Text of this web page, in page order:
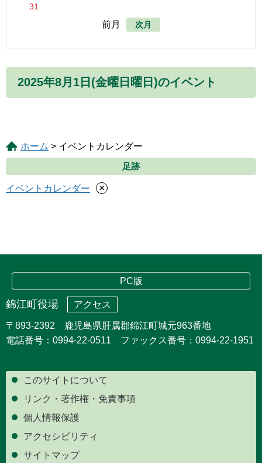
31
前月 次月
2025年8月1日(金曜日曜日)のイベント
ホーム > イベントカレンダー
足跡
イベントカレンダー ×
PC版
錦江町役場 アクセス
〒893-2392 鹿児島県肝属郡錦江町城元963番地
電話番号：0994-22-0511 ファックス番号：0994-22-1951
このサイトについて
リンク・著作権・免責事項
個人情報保護
アクセシビリティ
サイトマップ